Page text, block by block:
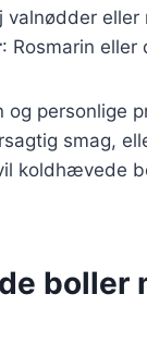
valnødder
: Rosmarin eller
personlige
smag,
koldhævede
boller